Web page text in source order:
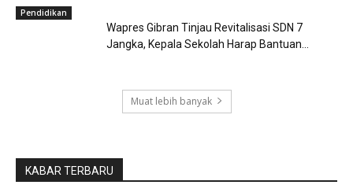
Pendidikan
Wapres Gibran Tinjau Revitalisasi SDN 7
Jangka, Kepala Sekolah Harap Bantuan...
Muat lebih banyak
KABAR TERBARU